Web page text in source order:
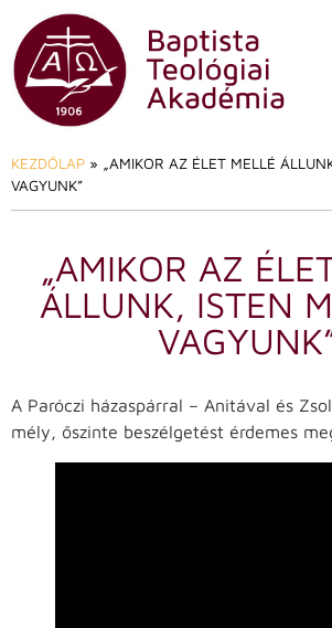
KEZDŐLAP » „AMIKOR AZ ÉLET MELLÉ
VAGYUNK”
„AMIKOR AZ
ÁLLUNK, ISTEN
A Paróczi házaspárral – Anitával és
mély, őszinte beszélgetést érdemes